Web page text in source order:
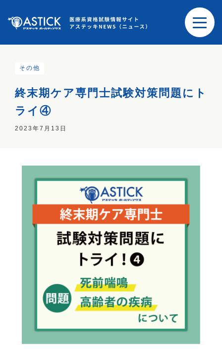
その他
終末期ケア専門士試験対策問題にト
ライ④
2023年7月13日